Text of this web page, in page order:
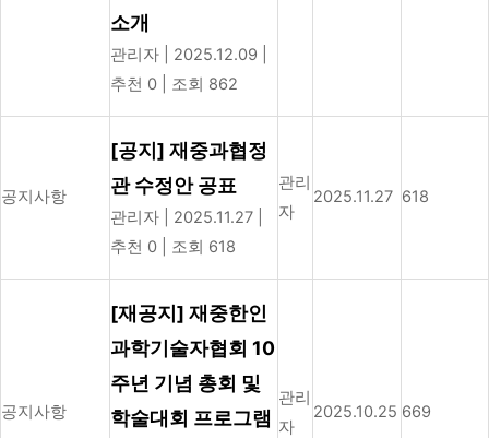
소개
관리자 2025.12.09
추천 0
조회 862
공지사항
[공지] 재중과협정
관 수정안 공표
관리자 2025.11.27
추천 0
조회 618
관리
자
2025.11.27 618
공지사항
[재공지] 재중한인
과학기술자협회 10
주년 기념 총회 및
학술대회 프로그램
관리
자
2025.10.25 669